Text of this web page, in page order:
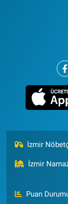
İzmir
İzmir
Puan